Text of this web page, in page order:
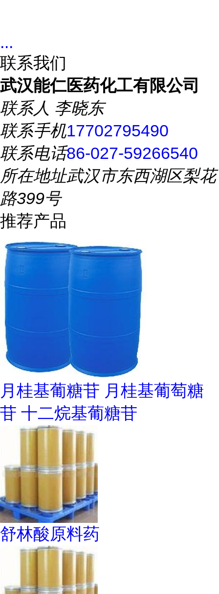
...
联系我们
武汉能仁医药化工有限公司
联系人 李晓东
联系手机17702795490
联系电话86-027-59266540
所在地址武汉市东西湖区梨花
路399号
推荐产品
月桂基葡糖苷 月桂基葡萄糖
苷 十二烷基葡糖苷
舒林酸原料药